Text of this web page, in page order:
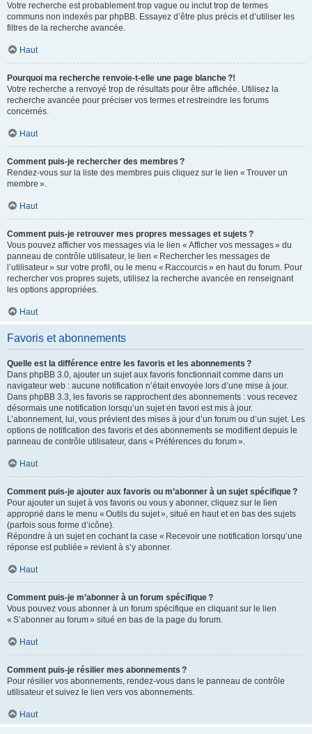
Votre recherche est probablement trop vague ou inclut trop de termes
communs non indexés par phpBB. Essayez d’être plus précis et d’utiliser les
filtres de la recherche avancée.
Haut
Pourquoi ma recherche renvoie-t-elle une page blanche ?!
Votre recherche a renvoyé trop de résultats pour être affichée. Utilisez la
recherche avancée pour préciser vos termes et restreindre les forums
concernés.
Haut
Comment puis-je rechercher des membres ?
Rendez-vous sur la liste des membres puis cliquez sur le lien « Trouver un
membre ».
Haut
Comment puis-je retrouver mes propres messages et sujets ?
Vous pouvez afficher vos messages via le lien « Afficher vos messages » du
panneau de contrôle utilisateur, le lien « Rechercher les messages de
l’utilisateur » sur votre profil, ou le menu « Raccourcis » en haut du forum. Pour
rechercher vos propres sujets, utilisez la recherche avancée en renseignant
les options appropriées.
Haut
Favoris et abonnements
Quelle est la différence entre les favoris et les abonnements ?
Dans phpBB 3.0, ajouter un sujet aux favoris fonctionnait comme dans un
navigateur web : aucune notification n’était envoyée lors d’une mise à jour.
Dans phpBB 3.3, les favoris se rapprochent des abonnements : vous recevez
désormais une notification lorsqu’un sujet en favori est mis à jour.
L’abonnement, lui, vous prévient des mises à jour d’un forum ou d’un sujet. Les
options de notification des favoris et des abonnements se modifient depuis le
panneau de contrôle utilisateur, dans « Préférences du forum ».
Haut
Comment puis-je ajouter aux favoris ou m’abonner à un sujet spécifique ?
Pour ajouter un sujet à vos favoris ou vous y abonner, cliquez sur le lien
approprié dans le menu « Outils du sujet », situé en haut et en bas des sujets
(parfois sous forme d’icône).
Répondre à un sujet en cochant la case « Recevoir une notification lorsqu’une
réponse est publiée » revient à s’y abonner.
Haut
Comment puis-je m’abonner à un forum spécifique ?
Vous pouvez vous abonner à un forum spécifique en cliquant sur le lien
« S’abonner au forum » situé en bas de la page du forum.
Haut
Comment puis-je résilier mes abonnements ?
Pour résilier vos abonnements, rendez-vous dans le panneau de contrôle
utilisateur et suivez le lien vers vos abonnements.
Haut